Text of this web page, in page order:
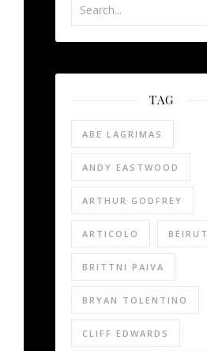
TAG
ABE LAGRIMAS
ANDY EASTWOOD
ARTHUR GODFREY
ARTICOLO BEIRUT
BRITTNI PAIVA
BRYAN TOLENTINO
CLIFF EDWARDS